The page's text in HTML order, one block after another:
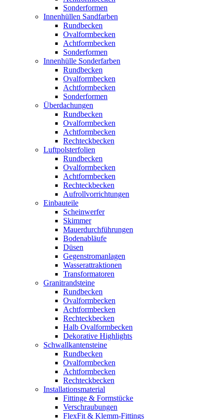
Sonderformen
Innenhüllen Sandfarben
Rundbecken
Ovalformbecken
Achtformbecken
Sonderformen
Innenhülle Sonderfarben
Rundbecken
Ovalformbecken
Achtformbecken
Sonderformen
Überdachungen
Rundbecken
Ovalformbecken
Achtformbecken
Rechteckbecken
Luftpolsterfolien
Rundbecken
Ovalformbecken
Achtformbecken
Rechteckbecken
Aufrollvorrichtungen
Einbauteile
Scheinwerfer
Skimmer
Mauerdurchführungen
Bodenabläufe
Düsen
Gegenstromanlagen
Wasserattraktionen
Transformatoren
Granitrandsteine
Rundbecken
Ovalformbecken
Achtformbecken
Rechteckbecken
Halb Ovalformbecken
Dekorative Highlights
Schwallkantensteine
Rundbecken
Ovalformbecken
Achtformbecken
Rechteckbecken
Installationsmaterial
Fittinge & Formstücke
Verschraubungen
FlexFit & Klemm-Fittings